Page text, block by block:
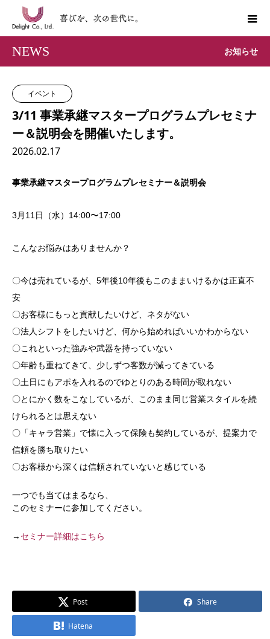
NEWS お知らせ
イベント
3/11 事業承継マスタープログラムプレセミナ
ー＆説明会を開催いたします。
2026.02.17
事業承継マスタープログラムプレセミナー＆説明会
3月11日（水）14:00〜17:00
こんなお悩みはありませんか？
〇今は売れているが、5年後10年後もこのままいけるかは正直不
安
〇お客様にもっと貢献したいけど、ネタがない
〇法人シフトをしたいけど、何から始めればいいかわからない
〇これといった強みや武器を持っていない
〇年齢も重ねてきて、少しずつ客数が減ってきている
〇土日にもアポを入れるのでゆとりのある時間が取れない
〇とにかく数をこなしているが、このまま同じ営業スタイルを続
けられるとは思えない
〇「キャラ営業」で懐に入って保険も契約しているが、提案力で
信頼を勝ち取りたい
〇お客様から深くは信頼されていないと感じている
一つでも当てはまるなら、
このセミナーに参加してください。
→ セミナー詳細はこちら
Post Share
Hatena